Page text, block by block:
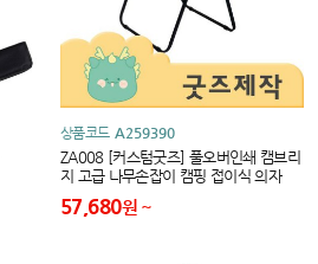
상품코드 A259390
ZA008 [커스텀굿즈] 풀오버인쇄 캠브리
지 고급 나무손잡이 캠핑 접이식 의자
(박스제작가능)
57,680원